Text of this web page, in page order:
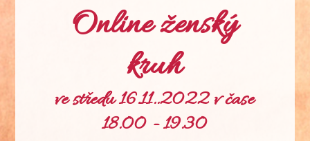
Online ženský
kruh
ve středu 16.11..2022 v čase
18.00 - 19.30